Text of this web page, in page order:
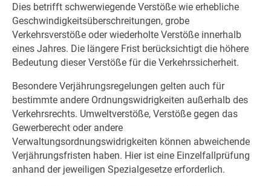
Dies betrifft schwerwiegende Verstöße wie erhebliche
Geschwindigkeitsüberschreitungen, grobe
Verkehrsverstöße oder wiederholte Verstöße innerhalb
eines Jahres. Die längere Frist berücksichtigt die höhere
Bedeutung dieser Verstöße für die Verkehrssicherheit.
Besondere Verjährungsregelungen gelten auch für
bestimmte andere Ordnungswidrigkeiten außerhalb des
Verkehrsrechts. Umweltverstöße, Verstöße gegen das
Gewerberecht oder andere
Verwaltungsordnungswidrigkeiten können abweichende
Verjährungsfristen haben. Hier ist eine Einzelfallprüfung
anhand der jeweiligen Spezialgesetze erforderlich.